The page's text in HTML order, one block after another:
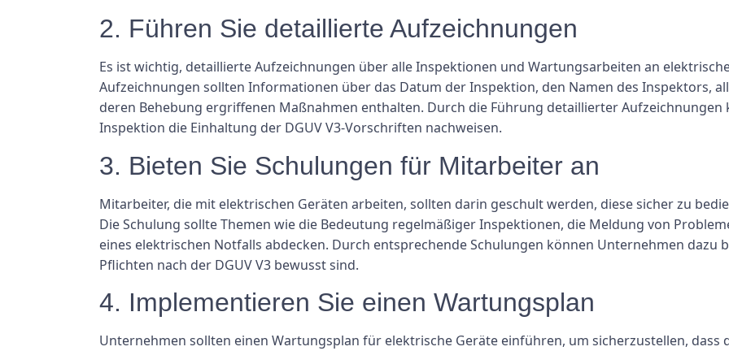
2. Führen Sie detaillierte Aufzeichnungen
Es ist wichtig, detaillierte Aufzeichnungen über alle Inspektionen und Wartungsarbeiten an
Aufzeichnungen sollten Informationen über das Datum der Inspektion, den Namen des Inspektors,
deren Behebung ergriffenen Maßnahmen enthalten. Durch die Führung detaillierter Aufzeichnungen
Inspektion die Einhaltung der DGUV V3-Vorschriften nachweisen.
3. Bieten Sie Schulungen für Mitarbeiter an
Mitarbeiter, die mit elektrischen Geräten arbeiten, sollten darin geschult werden, diese sicher zu
Die Schulung sollte Themen wie die Bedeutung regelmäßiger Inspektionen, die Meldung von
eines elektrischen Notfalls abdecken. Durch entsprechende Schulungen können Unternehmen dazu
Pflichten nach der DGUV V3 bewusst sind.
4. Implementieren Sie einen Wartungsplan
Unternehmen sollten einen Wartungsplan für elektrische Geräte einführen, um sicherzustellen, dass